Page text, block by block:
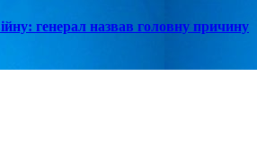
генерал назвав головну причину